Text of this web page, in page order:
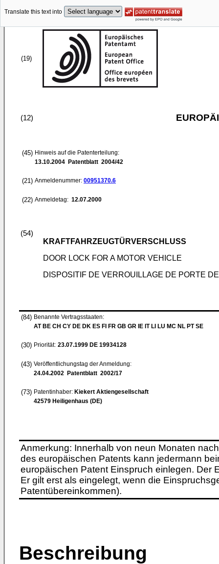
Translate this text into
(19)
(12)
(45) Hinweis auf die Patenterteilung:
13.10.2004 Patentblatt 2004/42
(21) Anmeldenummer: 00951370.6
(22) Anmeldetag: 12.07.2000
(54)
KRAFTFAHRZEUGTÜRVERSCHLUSS
DOOR LOCK FOR A MOTOR VEHICLE
DISPOSITIF DE VERROUILLAGE DE PORTE
(84) Benannte Vertragsstaaten:
AT BE CH CY DE DK ES FI FR GB GR IE IT LI LU MC NL PT SE
(30) Priorität: 23.07.1999 DE 19934128
(43) Veröffentlichungstag der Anmeldung:
24.04.2002 Patentblatt 2002/17
(73) Patentinhaber: Kiekert Aktiengesellschaft
42579 Heiligenhaus (DE)
Anmerkung: Innerhalb von neun Monaten
des europäischen Patents kann jedermann
europäischen Patent Einspruch einlegen. Der
Er gilt erst als eingelegt, wenn die
Patentübereinkommen).
Beschreibung